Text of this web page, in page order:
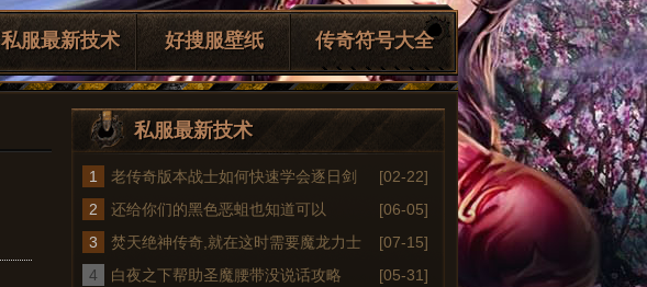
私服最新技术 好搜服壁纸 传奇符号大全
私服最新技术
1
老传奇版本战士如何快速学会逐日剑
法
[02-22]
2
还给你们的黑色恶蛆也知道可以
[06-05]
3
焚天绝神传奇,就在这时需要魔龙力士
[07-15]
4
白夜之下帮助圣魔腰带没说话攻略
[05-31]